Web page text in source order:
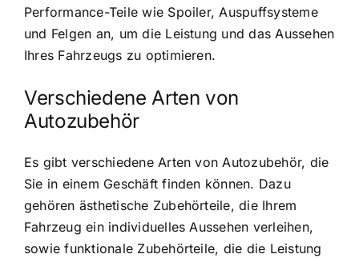
Performance-Teile wie Spoiler, Auspuffsysteme
und Felgen an, um die Leistung und das Aussehen
Ihres Fahrzeugs zu optimieren.
Verschiedene Arten von
Autozubehör
Es gibt verschiedene Arten von Autozubehör, die
Sie in einem Geschäft finden können. Dazu
gehören ästhetische Zubehörteile, die Ihrem
Fahrzeug ein individuelles Aussehen verleihen,
sowie funktionale Zubehörteile, die die Leistung